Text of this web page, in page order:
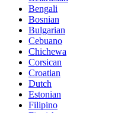
Bengali
Bosnian
Bulgarian
Cebuano
Chichewa
Corsican
Croatian
Dutch
Estonian
Filipino